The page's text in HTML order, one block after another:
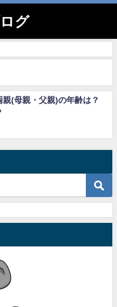
グ
(母親・父親)の年齢は？